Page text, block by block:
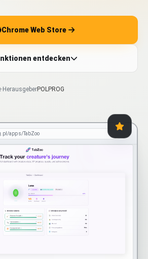
Chrome Web Store
entdecken
· HerausgeberPOLPROG
apps/TabZoo